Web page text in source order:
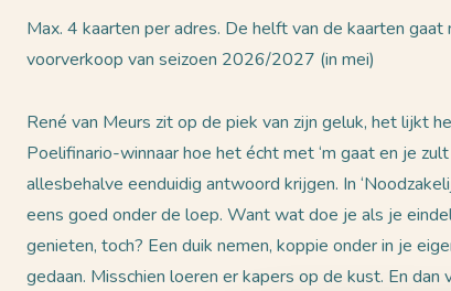
Max. 4 kaarten per adres. De helft van de kaarten
voorverkoop van seizoen 2026/2027 (in mei)
René van Meurs zit op de piek van zijn geluk, het lijkt
Poelifinario-winnaar hoe het écht met ‘m gaat en je
allesbehalve eenduidig antwoord krijgen. In
eens goed onder de loep. Want wat doe je als je
genieten, toch? Een duik nemen, koppie onder in je
gedaan. Misschien loeren er kapers op de kust. En